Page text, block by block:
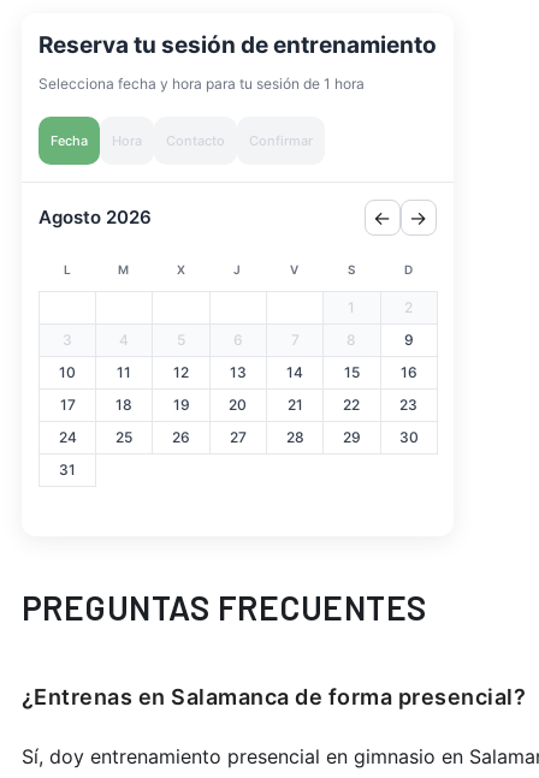
Reserva tu sesión de entrenamiento
Selecciona fecha y hora para tu sesión de 1 hora
Fecha Hora Contacto Confirmar
Agosto 2026 ← →
L M X J V S D
1
2
3
4 5 6 7 8
9
10
11 12 13 14 15
16
17
18 19 20 21 22
23
24
25 26 27 28 29
30
31
PREGUNTAS FRECUENTES
¿Entrenas en Salamanca de forma presencial?
Sí, doy entrenamiento presencial en gimnasio en